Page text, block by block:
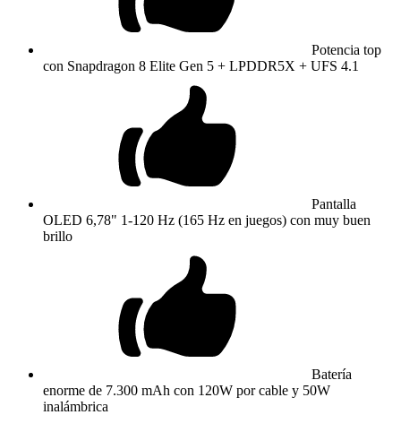
Potencia top
con Snapdragon 8 Elite Gen 5 + LPDDR5X + UFS 4.1
Pantalla
OLED 6,78" 1-120 Hz (165 Hz en juegos) con muy buen
brillo
Batería
enorme de 7.300 mAh con 120W por cable y 50W
inalámbrica